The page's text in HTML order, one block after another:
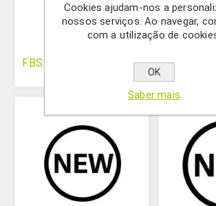
FBS (origem S.America)
FBS
Inativado
Cookies ajudam-nos a
nossos serviços. Ao navegar,
com a utilização de
OK
Saber mais